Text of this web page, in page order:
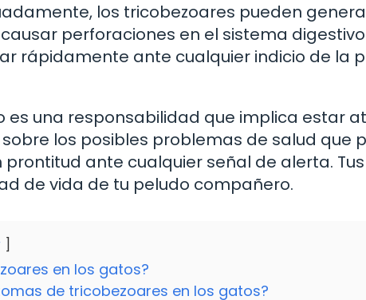
los tricobezoares pueden
perforaciones en el sistema
rápidamente ante cualquier indicio de la
es una responsabilidad que implica estar
los posibles problemas de salud que
ante cualquier señal de alerta.
de vida de tu peludo compañero.
en los gatos?
de tricobezoares en los gatos?